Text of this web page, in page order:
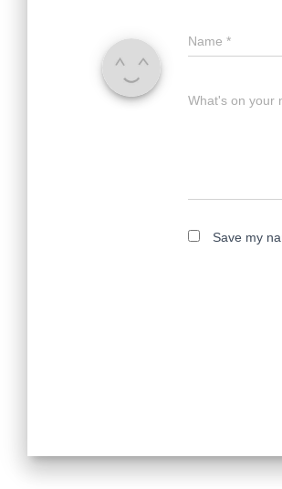
Name *
What's on your
Save my